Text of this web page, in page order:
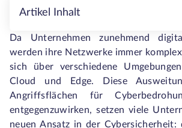
Artikel Inhalt
Da Unternehmen zunehmend
werden ihre Netzwerke immer
sich über verschiedene
Cloud und Edge. Diese
Angriffsflächen für
entgegenzuwirken, setzen viele
neuen Ansatz in der Cybersicherheit: